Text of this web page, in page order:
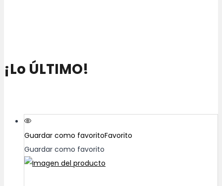
¡Lo ÚLTIMO!
Guardar como favoritoFavorito
Guardar como favorito